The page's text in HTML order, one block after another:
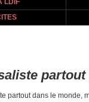
LDIF
partout dans le monde,